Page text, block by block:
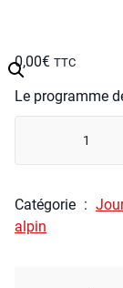
0,00€ TTC
Le pro­gramme
té
Numé­
ro
Caté­go­rie :
alpin